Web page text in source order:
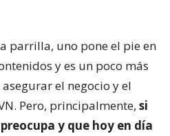
parrilla, uno pone el pie en
y es un poco más
el negocio y el
Pero, principalmente, si
y que hoy en día